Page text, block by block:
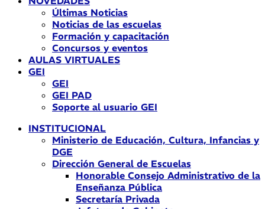
Últimas Noticias
Noticias de las escuelas
Formación y capacitación
Concursos y eventos
AULAS VIRTUALES
GEI
GEI
GEI PAD
Soporte al usuario GEI
INSTITUCIONAL
Ministerio de Educación, Cultura, Infancias y
DGE
Dirección General de Escuelas
Honorable Consejo Administrativo de la
Enseñanza Pública
Secretaría Privada